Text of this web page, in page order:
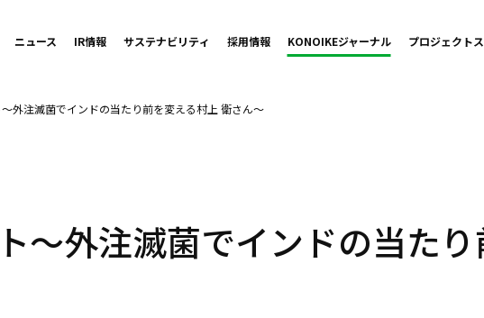
ニュース IR情報 サステナビリティ 採用情報 KONOIKEジャーナル プロジェクト
外注滅菌でインドの当たり前を変える村上 衛さん～
～外注滅菌でインドの当た